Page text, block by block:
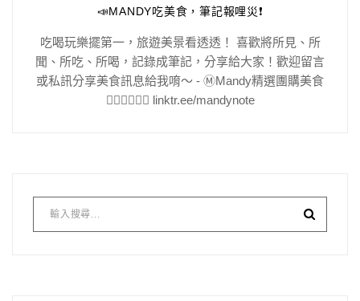
📣MANDY吃美食，筆記報哩災❗️
吃喝玩樂擺第一，旅遊美景看透透！ 喜歡將所見、所
聞、所吃、所喝，記錄成筆記，分享給大家！歡迎留言
或私訊分享美食訊息給我唷～ - Ⓜ️Mandy精選團購美食
👇🏻👇🏻👇🏻 linktr.ee/mandynote